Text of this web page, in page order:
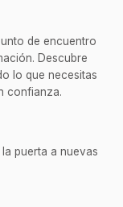
de encuentro
Descubre
lo que necesitas
confianza.
puerta a nuevas